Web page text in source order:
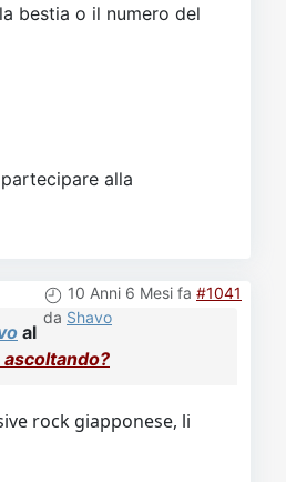
bestia o il numero del
alla
10 Anni 6 Mesi fa #1041
da Shavo
al
rock giapponese, li